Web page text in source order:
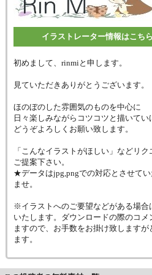
イラストレーター情報はこちら
初めまして、rinmiと申します。
見ていただきありがとうございます。
ほのぼのした雰囲気のものを中心に
日々楽しみながらコツコツと描いてい
どうぞよろしくお願い致します。
「こんなイラストがほしい」などリ
ご提案下さい。
★データはjpg,pngでの対応とさせて
ませ。
※イラストへのご要望などがある場合
いたします。ダウンロードの際のコ
ますので、お手数をお掛け致します
ます。